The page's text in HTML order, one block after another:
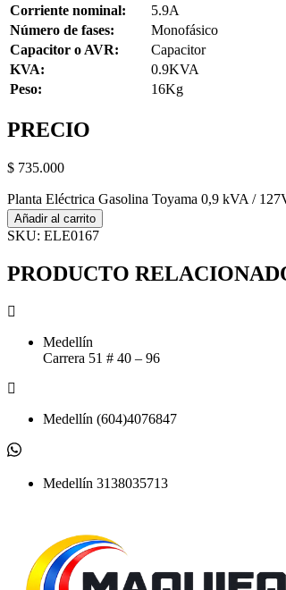
Corriente nominal:
5.9A
Número de fases:
Monofásico
Capacitor o AVR:
Capacitor
KVA:
0.9KVA
Peso:
16Kg
PRECIO
$ 735.000
Planta Eléctrica Gasolina Toyama 0,9 kVA /
Añadir al carrito
SKU: ELE0167
PRODUCTO
Medellín
Carrera 51 # 40 – 96​
Medellín (604)4076847
Medellín 3138035713